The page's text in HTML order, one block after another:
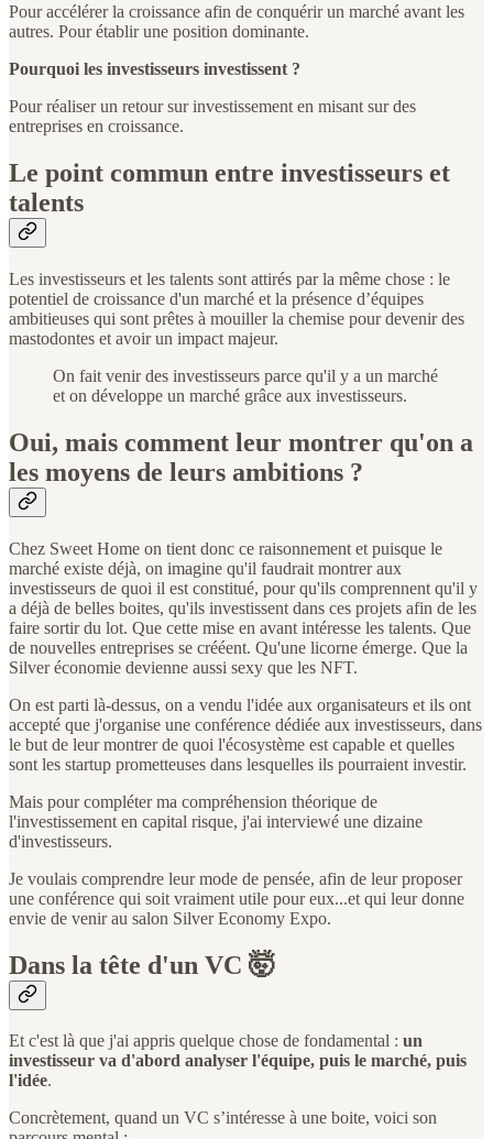
Pour accélérer la croissance afin de conquérir un marché avant les
autres. Pour établir une position dominante.
Pourquoi les investisseurs investissent ?
Pour réaliser un retour sur investissement en misant sur des
entreprises en croissance.
Le point commun entre investisseurs et
talents
Les investisseurs et les talents sont attirés par la même chose : le
potentiel de croissance d'un marché et la présence d’équipes
ambitieuses qui sont prêtes à mouiller la chemise pour devenir des
mastodontes et avoir un impact majeur.
On fait venir des investisseurs parce qu'il y a un marché
et on développe un marché grâce aux investisseurs.
Oui, mais comment leur montrer qu'on a
les moyens de leurs ambitions ?
Chez Sweet Home on tient donc ce raisonnement et puisque le
marché existe déjà, on imagine qu'il faudrait montrer aux
investisseurs de quoi il est constitué, pour qu'ils comprennent qu'il y
a déjà de belles boites, qu'ils investissent dans ces projets afin de les
faire sortir du lot. Que cette mise en avant intéresse les talents. Que
de nouvelles entreprises se crééent. Qu'une licorne émerge. Que la
Silver économie devienne aussi sexy que les NFT.
On est parti là-dessus, on a vendu l'idée aux organisateurs et ils ont
accepté que j'organise une conférence dédiée aux investisseurs, dans
le but de leur montrer de quoi l'écosystème est capable et quelles
sont les startup prometteuses dans lesquelles ils pourraient investir.
Mais pour compléter ma compréhension théorique de
l'investissement en capital risque, j'ai interviewé une dizaine
d'investisseurs.
Je voulais comprendre leur mode de pensée, afin de leur proposer
une conférence qui soit vraiment utile pour eux...et qui leur donne
envie de venir au salon Silver Economy Expo.
Dans la tête d'un VC 🤯
Et c'est là que j'ai appris quelque chose de fondamental : un
investisseur va d'abord analyser l'équipe, puis le marché, puis
l'idée.
Concrètement, quand un VC s’intéresse à une boite, voici son